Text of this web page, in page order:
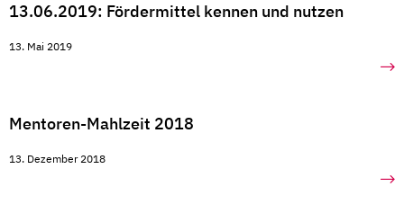
13.06.2019: Fördermittel kennen und nutzen
13. Mai 2019
Mentoren-Mahlzeit 2018
13. Dezember 2018